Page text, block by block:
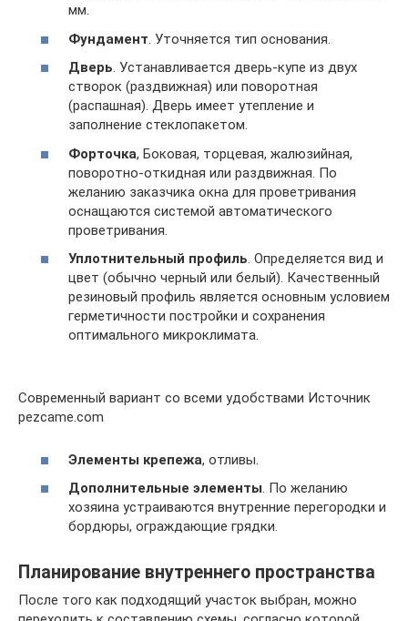
мм.
Фундамент . Уточняется тип основания.
Дверь. Устанавливается дверь-купе из двух
створок (раздвижная) или поворотная
(распашная). Дверь имеет утепление и
заполнение стеклопакетом.
Форточка, Боковая, торцевая, жалюзийная,
поворотно-откидная или раздвижная. По
желанию заказчика окна для проветривания
оснащаются системой автоматического
проветривания.
Уплотнительный профиль. Определяется вид и
цвет (обычно черный или белый). Качественный
резиновый профиль является основным условием
герметичности постройки и сохранения
оптимального микроклимата.
Современный вариант со всеми удобствами Источник
pezcame.com
Элементы крепежа, отливы.
Дополнительные элементы. По желанию
хозяина устраиваются внутренние перегородки и
бордюры, ограждающие грядки.
Планирование внутреннего пространства
После того как подходящий участок выбран, можно